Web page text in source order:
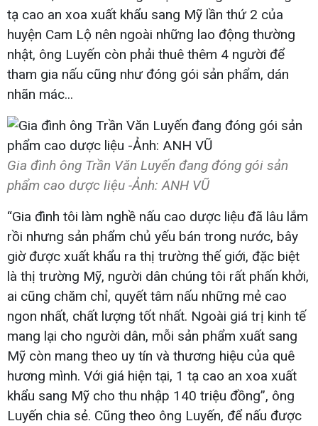
tạ cao an xoa xuất khẩu sang Mỹ lần thứ 2 của
huyện Cam Lộ nên ngoài những lao động thường
nhật, ông Luyến còn phải thuê thêm 4 người để
tham gia nấu cũng như đóng gói sản phẩm, dán
nhãn mác...
Gia đình ông Trần Văn Luyến đang đóng gói sản
phẩm cao dược liệu -Ảnh: ANH VŨ
“Gia đình tôi làm nghề nấu cao dược liệu đã lâu lắm
rồi nhưng sản phẩm chủ yếu bán trong nước, bây
giờ được xuất khẩu ra thị trường thế giới, đặc biệt
là thị trường Mỹ, người dân chúng tôi rất phấn khởi,
ai cũng chăm chỉ, quyết tâm nấu những mẻ cao
ngon nhất, chất lượng tốt nhất. Ngoài giá trị kinh tế
mang lại cho người dân, mỗi sản phẩm xuất sang
Mỹ còn mang theo uy tín và thương hiệu của quê
hương mình. Với giá hiện tại, 1 tạ cao an xoa xuất
khẩu sang Mỹ cho thu nhập 140 triệu đồng”, ông
Luyến chia sẻ. Cũng theo ông Luyến, để nấu được